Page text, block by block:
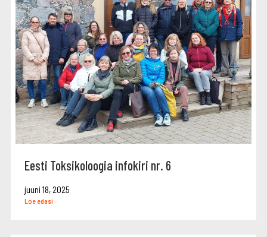
Eesti Toksikoloogia infokiri nr. 6
juuni 18, 2025
Loe edasi